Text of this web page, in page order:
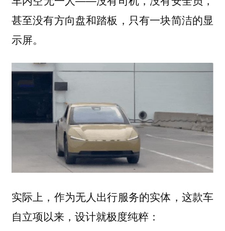
甚至没有方向盘和踏板，只有一块简洁的显
示屏。
实际上，作为无人出行服务的实体，这款车
自立项以来，设计就极度纯粹：